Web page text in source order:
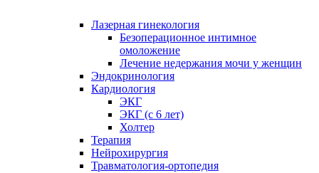
Лазерная гинекология
Безоперационное интимное
омоложение
Лечение недержания мочи у женщин
Эндокринология
Кардиология
ЭКГ
ЭКГ (с 6 лет)
Холтер
Терапия
Нейрохирургия
Травматология-ортопедия